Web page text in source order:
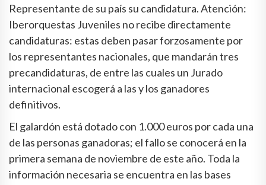
Representante de su país su candidatura. Atención:
Iberorquestas Juveniles no recibe directamente
candidaturas: estas deben pasar forzosamente por
los representantes nacionales, que mandarán tres
precandidaturas, de entre las cuales un Jurado
internacional escogerá a las y los ganadores
definitivos.
El galardón está dotado con 1.000 euros por cada una
de las personas ganadoras; el fallo se conocerá en la
primera semana de noviembre de este año. Toda la
información necesaria se encuentra en las bases